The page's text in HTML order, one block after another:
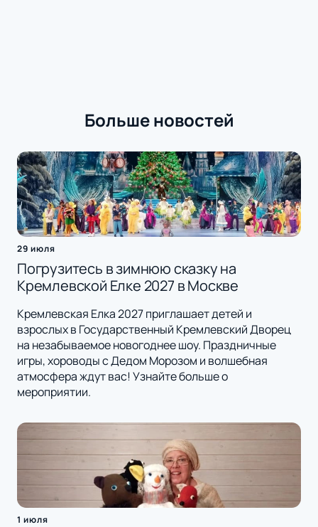
Больше новостей
29 июля
Погрузитесь в зимнюю сказку на
Кремлевской Елке 2027 в Москве
Кремлевская Елка 2027 приглашает детей и
взрослых в Государственный Кремлевский Дворец
на незабываемое новогоднее шоу. Праздничные
игры, хороводы с Дедом Морозом и волшебная
атмосфера ждут вас! Узнайте больше о
мероприятии.
1 июля